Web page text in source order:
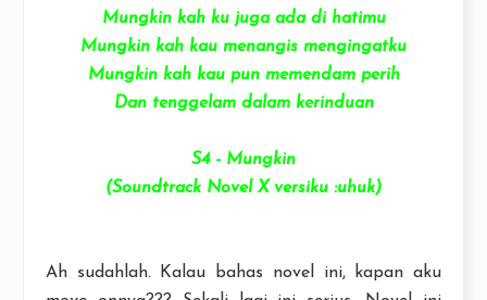
Mungkin kah ku juga ada di hatimu
Mungkin kah kau menangis mengingatku
Mungkin kah kau pun memendam perih
Dan tenggelam dalam kerinduan
S4 - Mungkin
(Soundtrack Novel X versiku :uhuk)
Ah sudahlah. Kalau bahas novel ini, kapan aku